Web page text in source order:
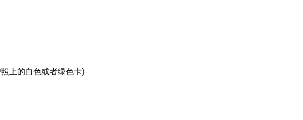
上的白色或者绿色卡)